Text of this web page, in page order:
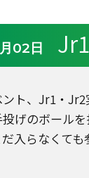
02日
ト、Jr1・Jr2
げのボール
入らなくて